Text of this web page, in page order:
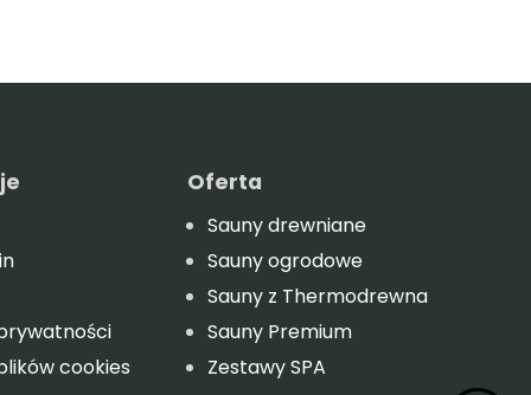
cookies
Oferta
Sauny drewniane
Sauny ogrodowe
Sauny z Thermodrewna
Sauny Premium
Zestawy SPA